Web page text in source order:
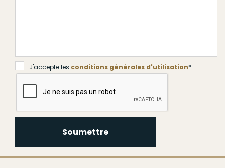
J'accepte les conditions générales d'utilisation*
Soumettre